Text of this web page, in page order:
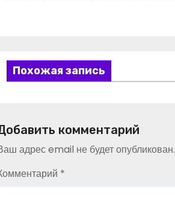
Похожая запись
комментарий
адрес email не будет опубликован.
*